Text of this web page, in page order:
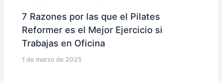
7 Razones por las que el Pilates
Reformer es el Mejor Ejercicio si
Trabajas en Oficina
1 de marzo de 2025